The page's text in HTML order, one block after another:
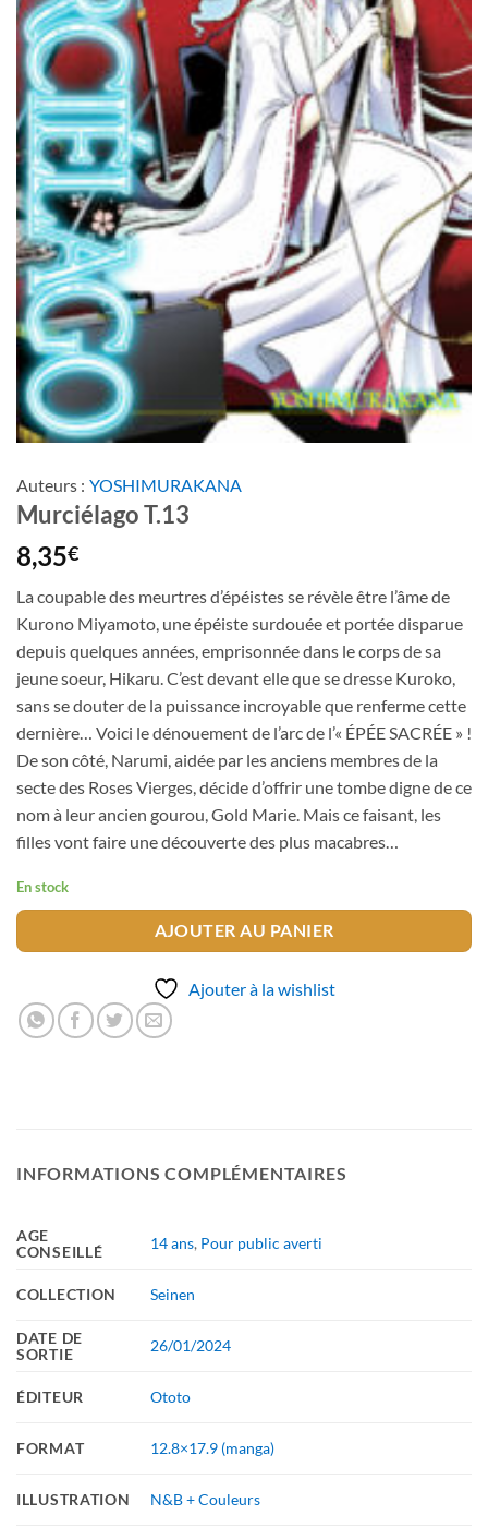
Auteurs : YOSHIMURAKANA
Murciélago T.13
8,35€
La coupable des meurtres d’épéistes se révèle être l’âme de
Kurono Miyamoto, une épéiste surdouée et portée disparue
depuis quelques années, emprisonnée dans le corps de sa
jeune soeur, Hikaru. C’est devant elle que se dresse Kuroko,
sans se douter de la puissance incroyable que renferme cette
dernière… Voici le dénouement de l’arc de l’« ÉPÉE SACRÉE » !
De son côté, Narumi, aidée par les anciens membres de la
secte des Roses Vierges, décide d’offrir une tombe digne de ce
nom à leur ancien gourou, Gold Marie. Mais ce faisant, les
filles vont faire une découverte des plus macabres…
En stock
AJOUTER AU PANIER
Ajouter à la wishlist
INFORMATIONS COMPLÉMENTAIRES
AGE
CONSEILLÉ
14 ans, Pour public averti
COLLECTION Seinen
DATE DE
SORTIE
26/01/2024
ÉDITEUR Ototo
FORMAT 12.8×17.9 (manga)
ILLUSTRATION N&B + Couleurs